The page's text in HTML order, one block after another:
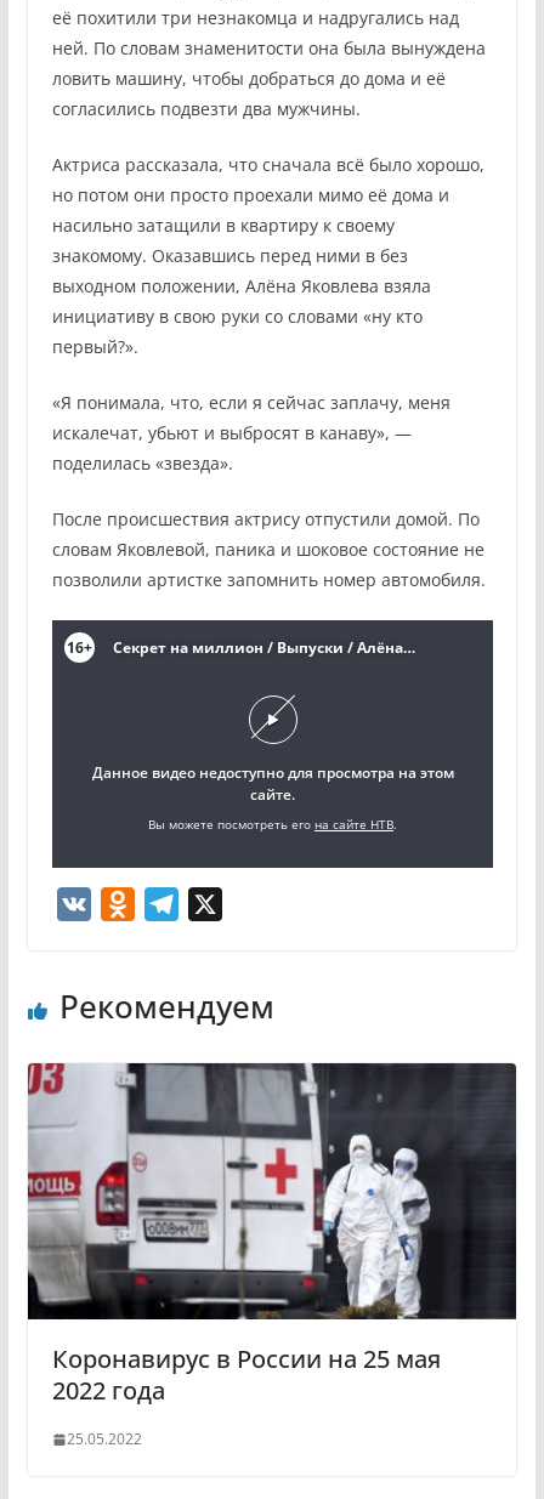
её похитили три незнакомца и надругались над
ней. По словам знаменитости она была вынуждена
ловить машину, чтобы добраться до дома и её
согласились подвезти два мужчины.
Актриса рассказала, что сначала всё было хорошо,
но потом они просто проехали мимо её дома и
насильно затащили в квартиру к своему
знакомому. Оказавшись перед ними в без
выходном положении, Алёна Яковлева взяла
инициативу в свою руки со словами «ну кто
первый?».
«Я понимала, что, если я сейчас заплачу, меня
искалечат, убьют и выбросят в канаву», —
поделилась «звезда».
После происшествия актрису отпустили домой. По
словам Яковлевой, паника и шоковое состояние не
позволили артистке запомнить номер автомобиля.
o
l
s
s
n
i
k
e
r
m
Рекомендуем
Коронавирус в России на 25 мая
2022 года
25.05.2022